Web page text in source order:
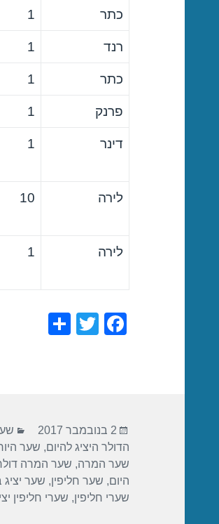
כתר 1
רנד 1
כתר 1
פרנק 1
דינר 1
לירה 10
לירה 1
F
o
o
k
T
פורסם
בתאריך
2 בנובמבר 2017
הדולר היציג להיום, שער
שער המרה, שער המרה
היום, שער חליפין, שער
שערי חליפין, שערי חליפין